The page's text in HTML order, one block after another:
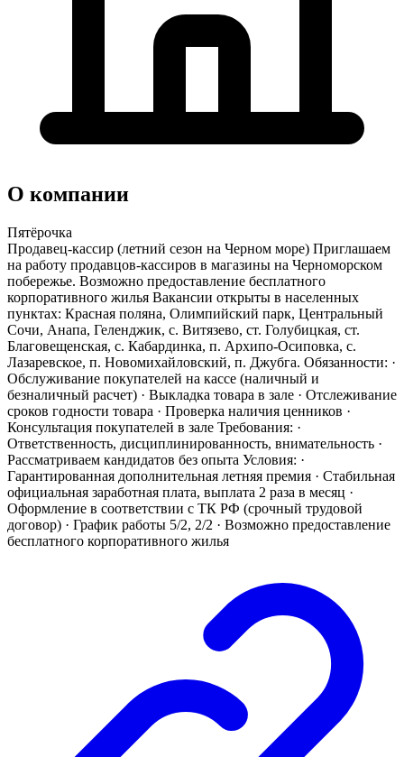
О компании
Пятёрочка
Продавец-кассир (летний сезон на Черном море) Приглашаем
на работу продавцов-кассиров в магазины на Черноморском
побережье. Возможно предоставление бесплатного
корпоративного жилья Вакансии открыты в населенных
пунктах: Красная поляна, Олимпийский парк, Центральный
Сочи, Анапа, Геленджик, с. Витязево, ст. Голубицкая, ст.
Благовещенская, с. Кабардинка, п. Архипо-Осиповка, с.
Лазаревское, п. Новомихайловский, п. Джубга. Обязанности: ·
Обслуживание покупателей на кассе (наличный и
безналичный расчет) · Выкладка товара в зале · Отслеживание
сроков годности товара · Проверка наличия ценников ·
Консультация покупателей в зале Требования: ·
Ответственность, дисциплинированность, внимательность ·
Рассматриваем кандидатов без опыта Условия: ·
Гарантированная дополнительная летняя премия · Стабильная
официальная заработная плата, выплата 2 раза в месяц ·
Оформление в соответствии с ТК РФ (срочный трудовой
договор) · График работы 5/2, 2/2 · Возможно предоставление
бесплатного корпоративного жилья